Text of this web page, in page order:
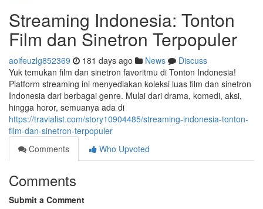
Streaming Indonesia: Tonton
Film dan Sinetron Terpopuler
aoifeuzlg852369 181 days ago News
Discuss
Yuk temukan film dan sinetron favoritmu di Tonton Indonesia!
Platform streaming ini menyediakan koleksi luas film dan sinetron
Indonesia dari berbagai genre. Mulai dari drama, komedi, aksi,
hingga horor, semuanya ada di
https://travialist.com/story10904485/streaming-indonesia-tonton-
film-dan-sinetron-terpopuler
Comments
Who Upvoted
Comments
Submit a Comment